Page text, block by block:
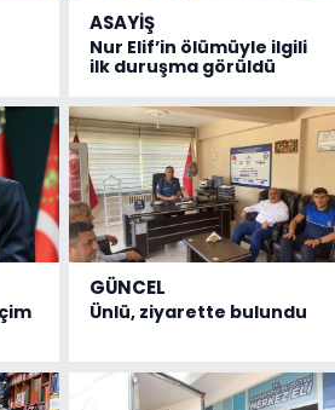
ASAYİŞ
Nur Elif’in ölümüyle ilgili
ilk duruşma görüldü
GÜNCEL
Ünlü, ziyarette bulundu